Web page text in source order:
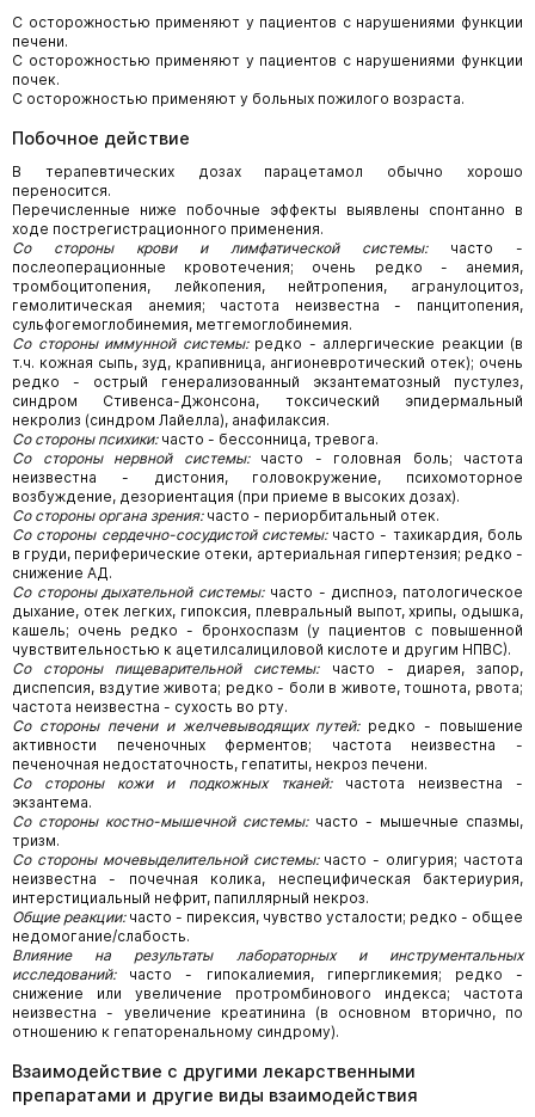
С осторожностью применяют у пациентов с нарушениями функции
печени.
С осторожностью применяют у пациентов с нарушениями функции
почек.
С осторожностью применяют у больных пожилого возраста.
Побочное действие
В терапевтических дозах парацетамол обычно хорошо
переносится.
Перечисленные ниже побочные эффекты выявлены спонтанно в
ходе пострегистрационного применения.
Со стороны крови и лимфатической системы:часто -
послеоперационные кровотечения; очень редко - анемия,
тромбоцитопения, лейкопения, нейтропения, агранулоцитоз,
гемолитическая анемия; частота неизвестна - панцитопения,
сульфогемоглобинемия, метгемоглобинемия.
Со стороны иммунной системы:редко - аллергические реакции (в
т.ч. кожная сыпь, зуд, крапивница, ангионевротический отек); очень
редко - острый генерализованный экзантематозный пустулез,
синдром Стивенса-Джонсона, токсический эпидермальный
некролиз (синдром Лайелла), анафилаксия.
Со стороны психики:часто - бессонница, тревога.
Со стороны нервной системы:часто - головная боль; частота
неизвестна - дистония, головокружение, психомоторное
возбуждение, дезориентация (при приеме в высоких дозах).
Со стороны органа зрения:часто - периорбитальный отек.
Со стороны сердечно-сосудистой системы:часто - тахикардия, боль
в груди, периферические отеки, артериальная гипертензия; редко -
снижение АД.
Со стороны дыхательной системы:часто - диспноэ, патологическое
дыхание, отек легких, гипоксия, плевральный выпот, хрипы, одышка,
кашель; очень редко - бронхоспазм (у пациентов с повышенной
чувствительностью к ацетилсалициловой кислоте и другим НПВС).
Со стороны пищеварительной системы:часто - диарея, запор,
диспепсия, вздутие живота; редко - боли в животе, тошнота, рвота;
частота неизвестна - сухость во рту.
Со стороны печени и желчевыводящих путей:редко - повышение
активности печеночных ферментов; частота неизвестна -
печеночная недостаточность, гепатиты, некроз печени.
Со стороны кожи и подкожных тканей:частота неизвестна -
экзантема.
Со стороны костно-мышечной системы:часто - мышечные спазмы,
тризм.
Со стороны мочевыделительной системы:часто - олигурия; частота
неизвестна - почечная колика, неспецифическая бактериурия,
интерстициальный нефрит, папиллярный некроз.
Общие реакции:часто - пирексия, чувство усталости; редко - общее
недомогание/слабость.
Влияние на результаты лабораторных и инструментальных
исследований:часто - гипокалиемия, гипергликемия; редко -
снижение или увеличение протромбинового индекса; частота
неизвестна - увеличение креатинина (в основном вторично, по
отношению к гепаторенальному синдрому).
Взаимодействие с другими лекарственными
препаратами и другие виды взаимодействия